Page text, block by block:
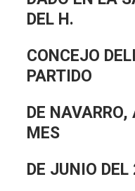
DEL H.
CONCEJO
PARTIDO
DE
MES
DE JUNIO